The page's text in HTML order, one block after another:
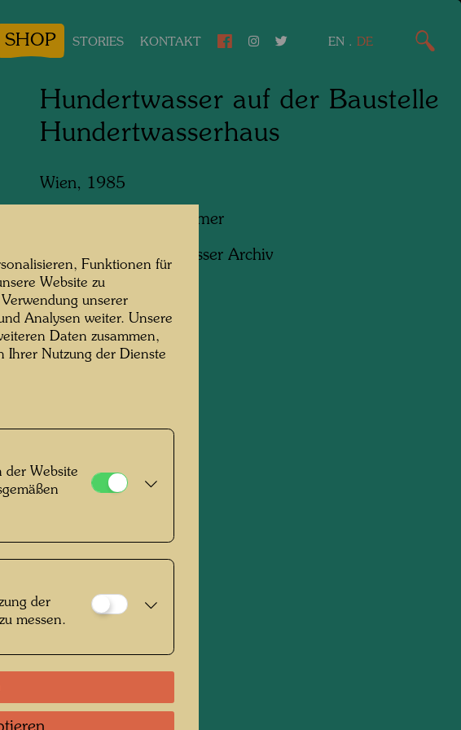
SHOP STORIES KONTAKT EN . DE
Hundertwasser auf der Baustelle
Hundertwasserhaus
Wien, 1985
Gerhard Krömer
Copyright:Hundertwasser Archiv
Funktionen für
Website zu
unserer
Analysen weiter. Unsere
Daten zusammen,
Ihrer Nutzung der Dienste
der Website
der
messen.